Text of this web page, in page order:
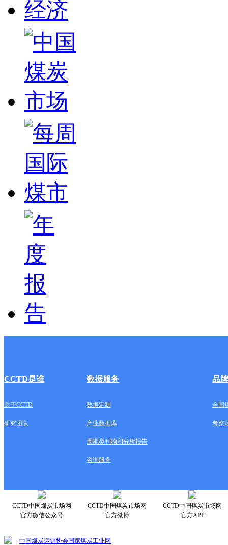
CCTD是谁 数据服务 品
关于CCTD 数据定制 全国
研究团队 产业数据库 考察
周期类刊物和分析报告
咨询服务
CCTD中国煤炭市场网
官方微信公众号
CCTD中国煤炭市场网
官方微博
CCTD中国煤炭市场网
官方APP
中国煤炭运销协会国家煤炭工业网